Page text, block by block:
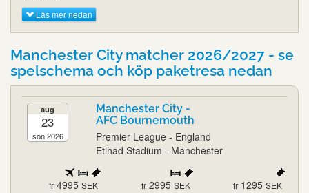
Läs mer nedan
Manchester City matcher 2026/2027 - se
spelschema och köp paketresa nedan
aug
23
sön 2026
Manchester City -
AFC Bournemouth
Premier League - England
Etihad Stadium - Manchester
fr 4995 SEK fr 2995 SEK fr 1295 SEK